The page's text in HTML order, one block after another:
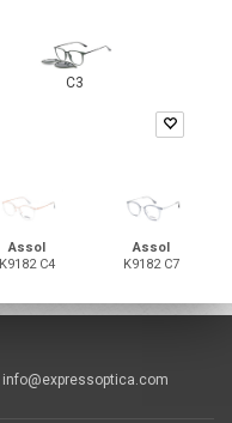
С3
Assol
K9182 С4
Assol
K9182 С7
info@expressoptica.com